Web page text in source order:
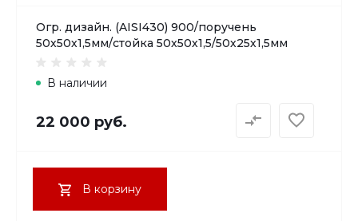
Огр. дизайн. (AISI430) 900/поручень
50х50х1,5мм/стойка 50х50х1,5/50х25х1,5мм
В наличии
22 000 руб.
В корзину